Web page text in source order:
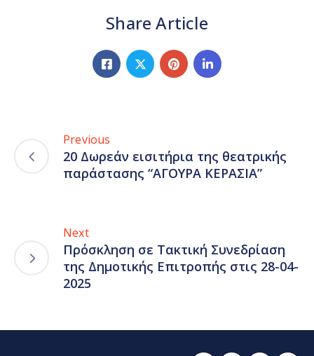
Share Article
Previous
20 Δωρεάν εισιτήρια της θεατρικής
παράστασης “ΑΓΟΥΡΑ ΚΕΡΑΣΙΑ”
Next
Πρόσκληση σε Τακτική Συνεδρίαση
της Δημοτικής Επιτροπής στις 28-04-
2025